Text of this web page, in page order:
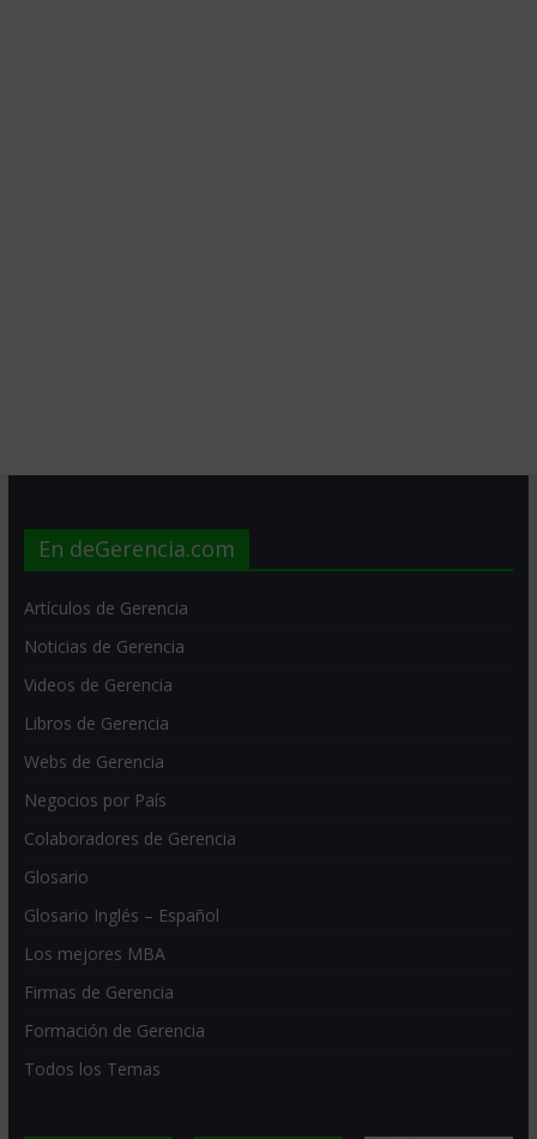
En deGerencia.com
Artículos de Gerencia
Noticias de Gerencia
Videos de Gerencia
Libros de Gerencia
Webs de Gerencia
Negocios por País
Colaboradores de Gerencia
Glosario
Glosario Inglés – Español
Los mejores MBA
Firmas de Gerencia
Formación de Gerencia
Todos los Temas